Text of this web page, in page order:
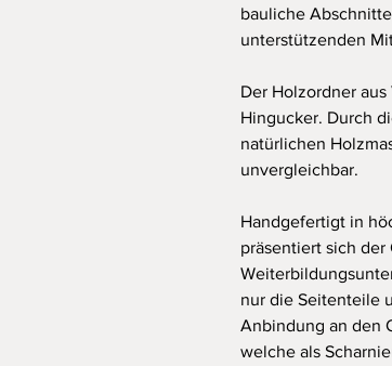
bauliche
unterstützenden
Der Holzordner
Hingucker. Durch
natürlichen
unvergleichbar.
Handgefertigt in
präsentiert sich der
nur die Seitenteile
Anbindung an den
welche als